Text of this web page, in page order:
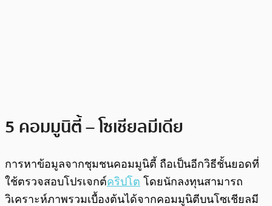
5 คอมมูนิตี้ – โซเชียลมีเดีย
การหาข้อมูลจากชุมชนคอมมูนิตี้ ถือเป็นอีกวิธีชั้นยอดที่
ใช้ตรวจสอบโปรเจกต์คริปโต โดยนักลงทุนสามารถ
วิเคราะห์ภาพรวมเบื้องต้นได้จากคอมมูนิตีบนโซเชียลมี